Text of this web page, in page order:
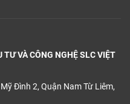
VÀ CÔNG NGHỆ SLC VIỆT
Đình 2, Quận Nam Từ Liêm,